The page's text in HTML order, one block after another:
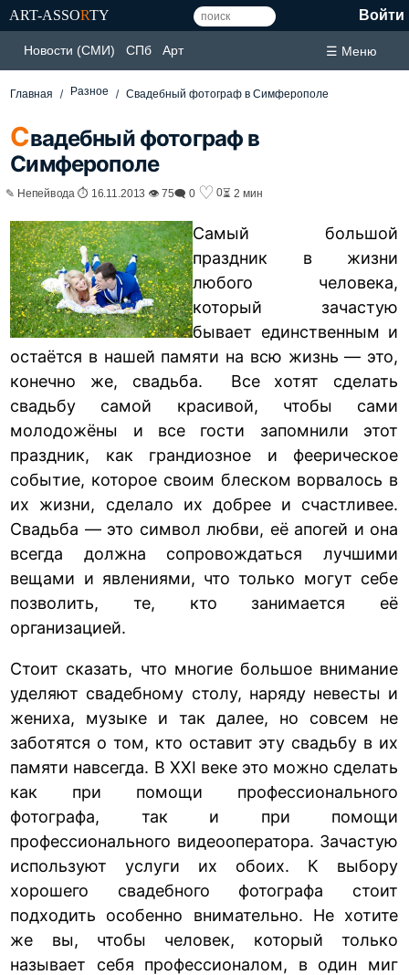
ART-ASSORTY Войти
Новости (СМИ) СПб Арт ☰ Меню
Главная Разное Свадебный фотограф в Симферополе
Свадебный фотограф в
Симферополе
✎ Непейвода ⏱ 16.11.2013 👁 75🗨 0 ♡ 0⏳ 2 мин
Самый большой
праздник в жизни
любого человека,
который зачастую
бывает единственным и
остаётся в нашей памяти на всю жизнь — это,
конечно же, свадьба. Все хотят сделать
свадьбу самой красивой, чтобы сами
молодожёны и все гости запомнили этот
праздник, как грандиозное и феерическое
событие, которое своим блеском ворвалось в
их жизни, сделало их добрее и счастливее.
Свадьба — это символ любви, её апогей и она
всегда должна сопровождаться лучшими
вещами и явлениями, что только могут себе
позволить, те, кто занимается её
организацией.
Стоит сказать, что многие большое внимание
уделяют свадебному столу, наряду невесты и
жениха, музыке и так далее, но совсем не
заботятся о том, кто оставит эту свадьбу в их
памяти навсегда. В XXI веке это можно сделать
как при помощи профессионального
фотографа, так и при помощи
профессионального видеооператора. Зачастую
используют услуги их обоих. К выбору
хорошего свадебного фотографа стоит
подходить особенно внимательно. Не хотите
же вы, чтобы человек, который только
называет себя профессионалом, в один миг